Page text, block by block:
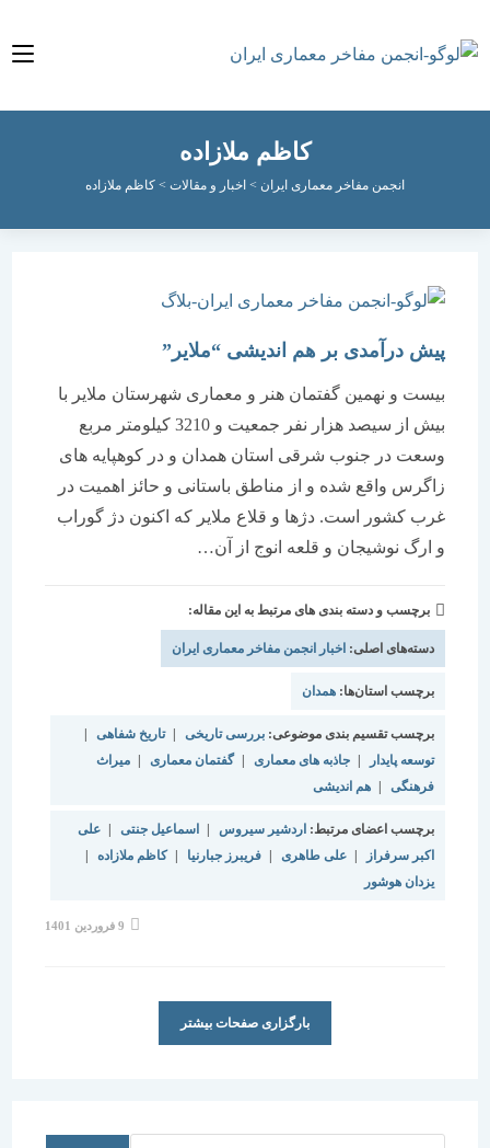
کاظم ملازاده
انجمن مفاخر معماری ایران > اخبار و مقالات>کاظم ملازاده
پیش درآمدی بر هم اندیشی “ملایر”
بیست و نهمین گفتمان هنر و معماری شهرستان ملایر با
بیش از سیصد هزار نفر جمعیت و 3210 کیلومتر مربع
وسعت در جنوب شرقی استان همدان و در کوهپایه های
زاگرس واقع شده و از مناطق باستانی و حائز اهمیت در
غرب کشور است. دژها و قلاع ملایر که اکنون دژ گوراب
و ارگ نوشیجان و قلعه انوج از آن…
برچسب و دسته بندی های مرتبط به این مقاله:
دسته‌های اصلی:اخبار انجمن مفاخر معماری ایران
برچسب استان‌ها:همدان
برچسب تقسیم بندی موضوعی:بررسی تاریخی | تاریخ شفاهی |
توسعه پایدار | جاذبه های معماری | گفتمان معماری | میراث
فرهنگی | هم اندیشی
برچسب اعضای مرتبط: اردشیر سیروس | اسماعیل جنتی | علی
اکبر سرفراز
| علی طاهری | فریبرز جبارنیا | کاظم ملازاده |
یزدان هوشور
بارگزاری صفحات بیشتر